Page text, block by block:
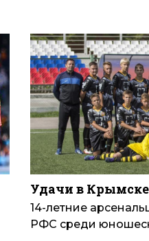
Удачи в
14-летние
РФС среди